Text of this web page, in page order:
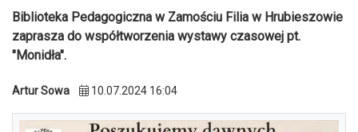
Biblioteka Pedagogiczna w Zamościu Filia w Hrubieszowie
zaprasza do współtworzenia wystawy czasowej pt.
"Monidła".
Artur Sowa 10.07.2024 16:04